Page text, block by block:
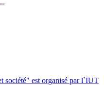
société" est organisé par l`IUT